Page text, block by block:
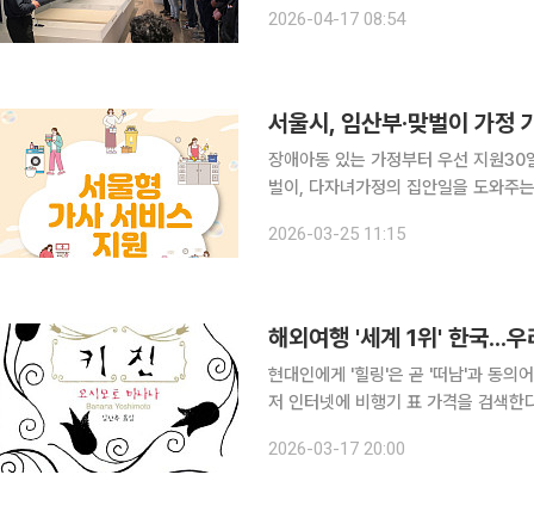
지주 잉글우드 클리프스에 위치한
2026-04-17 08:54
장애아동 있는 가정부터 우선 지원30일부터 탄
벌이, 다자녀가정의 집안일을 도와주
와주는 ‘서울형 가사서비스’를 이달
2026-03-25 11:15
해외여행 '세계 1위' 한국...
현대인에게 '힐링'은 곧 '떠남'과 동의
저 인터넷에 비행기 표 가격을 검색
다. 하지만 수백만 원의 비용과 시간
2026-03-17 20:00